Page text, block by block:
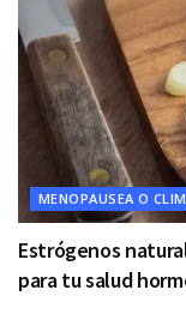
MENOPAUSEA O
Estrógenos
para tu salud